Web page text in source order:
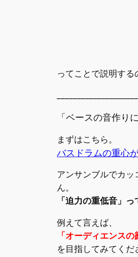
ってことで説明す
「ベースの音作り
まずはこちら。
バスドラムの重心
アンサンブルでカ
ん。
「迫力の重低音」
例えて言えば、
「オーディエンス
を目指してみてくだ